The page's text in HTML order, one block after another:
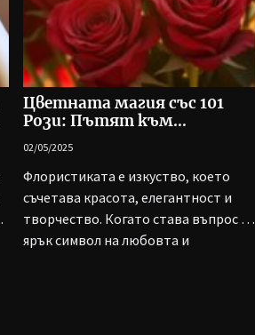
Цветната магия със 101
Рози: Пътят към
флористиката
02/05/2025
Флористиката е изкуство, което
съчетава красота, елегантност и
творчество. Когато става въпрос за
ярък символ на любовта и